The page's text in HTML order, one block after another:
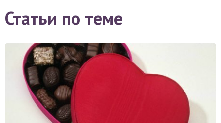
Статьи по теме